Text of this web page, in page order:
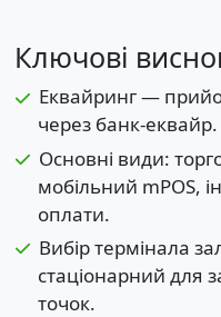
Ключові
Еквайринг —
через банк-еквайр.
Основні види:
мобільний mPOS,
оплати.
Вибір термінала
стаціонарний для
точок.